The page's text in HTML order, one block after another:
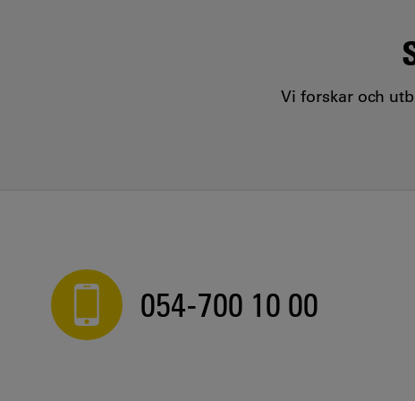
Vi forskar och
054-700 10 00